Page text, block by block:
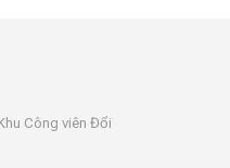
Công viên Đổi